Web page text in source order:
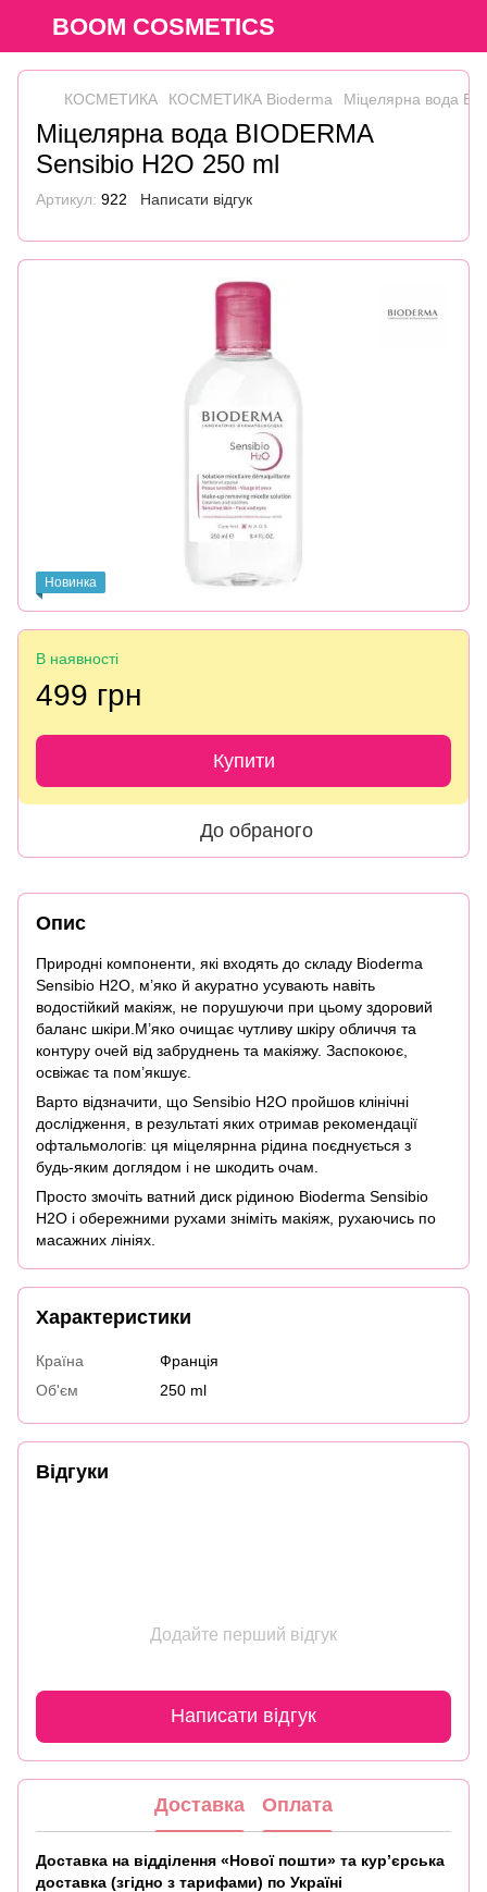
BOOM COSMETICS
КОСМЕТИКА КОСМЕТИКА Bioderma Міцелярна вода
Міцелярна вода BIODERMA
Sensibio H2O 250 ml
Артикул: 922 Написати відгук
Новинка
В наявності
499 грн
Купити
До обраного
Опис
Природні компоненти, які входять до складу Bioderma
Sensibio H2O, м’яко й акуратно усувають навіть
водостійкий макіяж, не порушуючи при цьому здоровий
баланс шкіри.М’яко очищає чутливу шкіру обличчя та
контуру очей від забруднень та макіяжу. Заспокоює,
освіжає та пом’якшує.
Варто відзначити, що Sensibio H2O пройшов клінічні
дослідження, в результаті яких отримав рекомендації
офтальмологів: ця міцелярнна рідина поєднується з
будь-яким доглядом і не шкодить очам.
Просто змочіть ватний диск рідиною Bioderma Sensibio
H2O і обережними рухами зніміть макіяж, рухаючись по
масажних лініях.
Характеристики
Країна
Франція
Об'єм
250 ml
Відгуки
Додайте перший відгук
Написати відгук
Доставка Оплата
Доставка на відділення «Нової пошти» та кур’єрська
доставка (згідно з тарифами) по Україні